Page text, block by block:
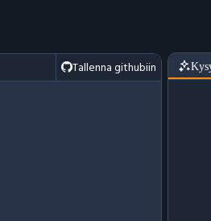
Tallenna githubiin